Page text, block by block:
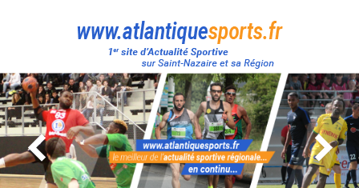
Atlantique
Sport